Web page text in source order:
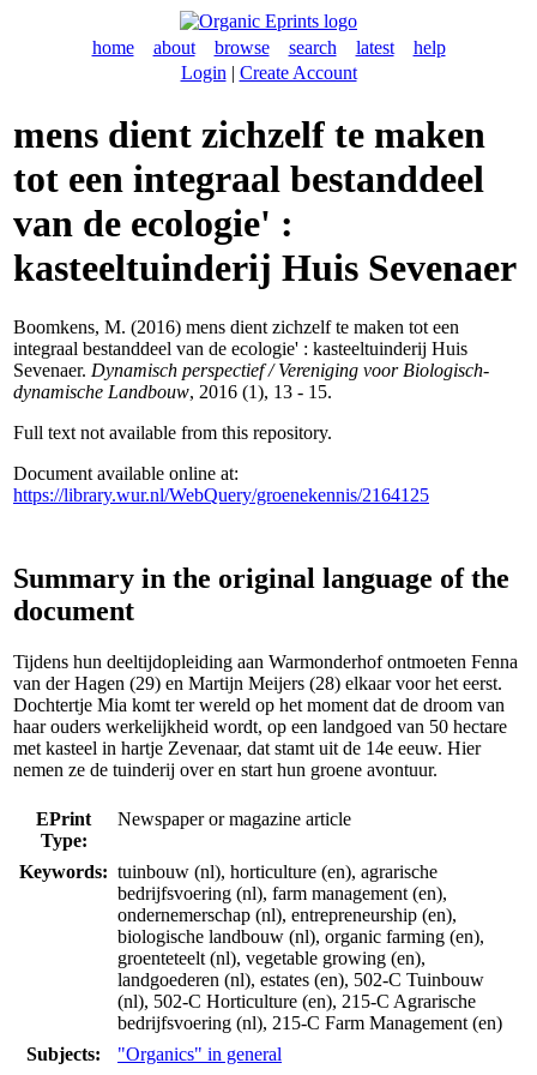
home about browse search latest
help
Login | Create Account
mens dient zichzelf te maken
tot een integraal bestanddeel
van de ecologie' :
kasteeltuinderij Huis Sevenaer
Boomkens, M. (2016) mens dient zichzelf te maken tot een
integraal bestanddeel van de ecologie' : kasteeltuinderij Huis
Sevenaer. Dynamisch perspectief / Vereniging voor Biologisch-
dynamische Landbouw, 2016 (1), 13 - 15.
Full text not available from this repository.
Document available online at:
https://library.wur.nl/WebQuery/groenekennis/2164125
Summary in the original language of the
document
Tijdens hun deeltijdopleiding aan Warmonderhof ontmoeten Fenna
van der Hagen (29) en Martijn Meijers (28) elkaar voor het eerst.
Dochtertje Mia komt ter wereld op het moment dat de droom van
haar ouders werkelijkheid wordt, op een landgoed van 50 hectare
met kasteel in hartje Zevenaar, dat stamt uit de 14e eeuw. Hier
nemen ze de tuinderij over en start hun groene avontuur.
EPrint
Type:
Newspaper or magazine article
Keywords: tuinbouw (nl), horticulture (en), agrarische
bedrijfsvoering (nl), farm management (en),
ondernemerschap (nl), entrepreneurship (en),
biologische landbouw (nl), organic farming (en),
groenteteelt (nl), vegetable growing (en),
landgoederen (nl), estates (en), 502-C Tuinbouw
(nl), 502-C Horticulture (en), 215-C Agrarische
bedrijfsvoering (nl), 215-C Farm Management (en)
Subjects:
"Organics" in general